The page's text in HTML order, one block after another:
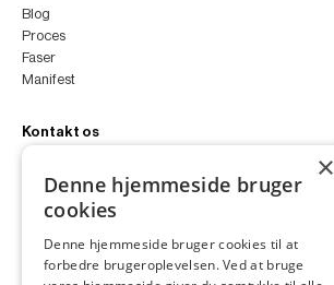
Blog
Proces
Faser
Manifest
Kontakt os
+45 4252 0011
VA11a
2300 København S
×
Denne hjemmeside bruger
cookies
Denne hjemmeside bruger cookies til at
forbedre brugeroplevelsen. Ved at bruge